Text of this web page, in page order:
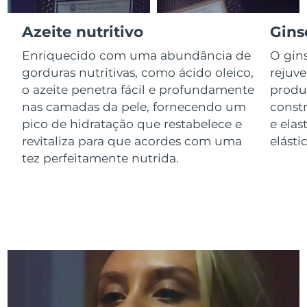
Azeite nutritivo
Enriquecido com uma abundância de
gorduras nutritivas, como ácido oleico,
o azeite penetra fácil e profundamente
nas camadas da pele, fornecendo um
pico de hidratação que restabelece e
revitaliza para que acordes com uma
tez perfeitamente nutrida.
O
e
Luxemburgo Entrega prevista11/08/2026
China
Entrega prevista 13/08/2026
Malásia Entrega prevista14/08/2026
Malta Entrega prevista11/08/2026
México Entrega prevista
Nova Zelândia Entrega prevista11/08/2026
Entrega prevista 11/08/2026